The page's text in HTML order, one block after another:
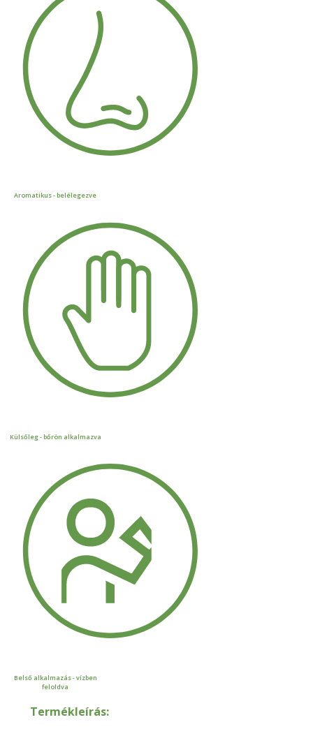
Aromatikus - belélegezve
Külsőleg - bőrön alkalmazva
Belső alkalmazás - vízben
feloldva
Termékleírás: